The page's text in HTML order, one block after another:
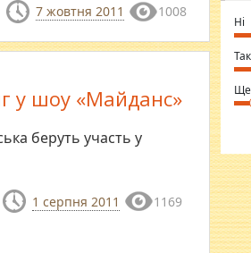
7 жовтня 2011 1008
у шоу «Майданс»
беруть участь у
1 серпня 2011 1169
⇒
Ні
Так
Ще